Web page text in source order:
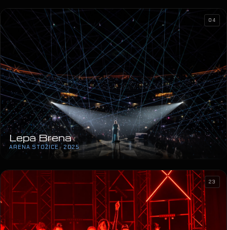
Lepa Brena
ARENA STOŽICE · 2025
04
23